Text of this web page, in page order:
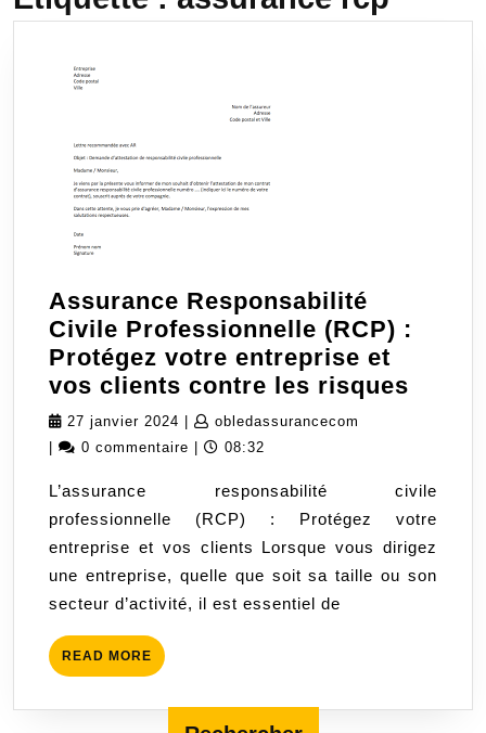
Assurance Responsabilité
Civile Professionnelle (RCP) :
Protégez votre entreprise et
vos clients contre les risques
(RCP)
:
votre
27 janvier 2024 27
janvier
obledassurancecom
0 commentaire 08:32
L’assurance responsabilité civile
professionnelle (RCP) : Protégez votre
entreprise et vos clients Lorsque vous dirigez
une entreprise, quelle que soit sa taille ou son
secteur d’activité, il est essentiel de
READ MORE READ
MORE